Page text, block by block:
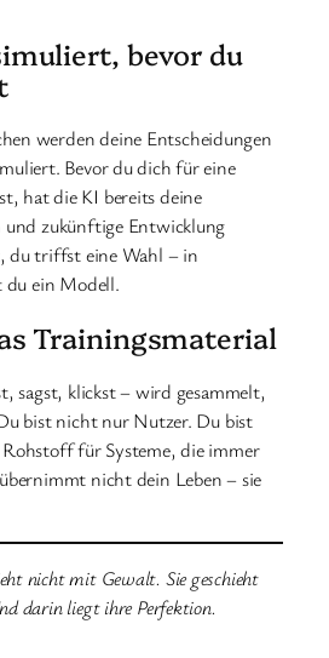
bevor du
werden deine Entscheidungen
Bevor du dich für eine
hat die KI bereits deine
zukünftige Entwicklung
du triffst eine Wahl – in
ein Modell.
Trainingsmaterial
sagst, klickst – wird gesammelt,
bist nicht nur Nutzer. Du bist
für Systeme, die immer
nicht dein Leben – sie
nicht mit Gewalt. Sie geschieht
darin liegt ihre Perfektion.